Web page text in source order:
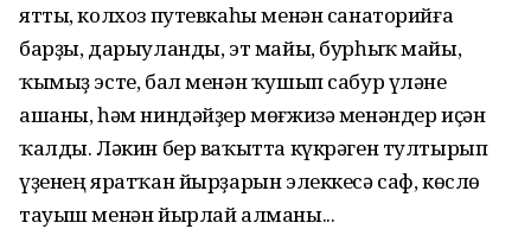
ятты, колхоз путевкаһы менән санаторийға
барҙы, дарыуланды, эт майы, бурһыҡ майы,
ҡымыҙ эсте, бал менән ҡушып сабур үләне
ашаны, һәм ниндәйҙер мөғжизә менәндер иҫән
ҡалды. Ләкин бер ваҡытта күкрәген тултырып
үҙенең яратҡан йырҙарын элеккесә саф, көслө
тауыш менән йырлай алманы...